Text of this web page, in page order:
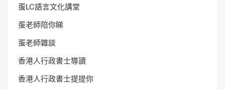
蛋LC語言文化講堂
蛋老師陪你睇
蛋老師雜談
香港人行政書士導讀
香港人行政書士提提你